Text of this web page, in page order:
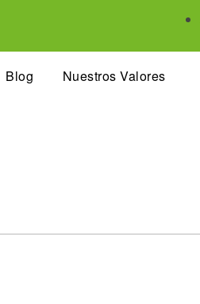
Blog Nuestros Valores